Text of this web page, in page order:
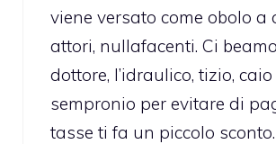
viene versato come obolo a
attori, nullafacenti. Ci
dottore, l’idraulico, tizio, caio
sempronio per evitare di
tasse ti fa un piccolo